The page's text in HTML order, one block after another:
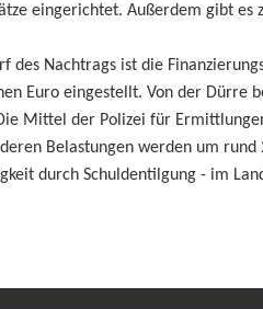
eingerichtet. Außerdem gibt es
des Nachtrags ist die
Euro eingestellt. Von der Dürre
Mittel der Polizei für
Belastungen werden um
durch Schuldentilgung - im